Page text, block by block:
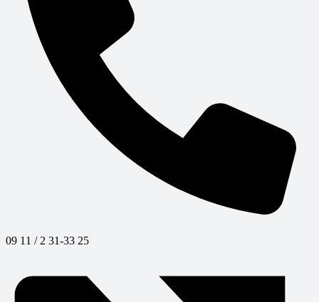
09 11 / 2 31-33 25